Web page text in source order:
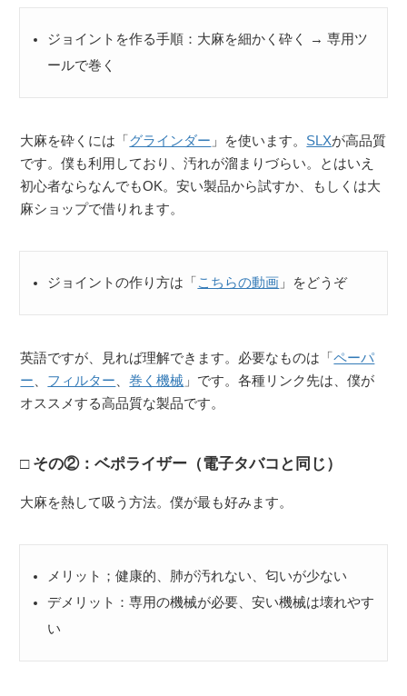
ジョイントを作る手順：大麻を細かく砕く → 専用ツ
ールで巻く
大麻を砕くには「グラインダー 」を使います。 SLXが高品質
です。僕も利用しており、汚れが溜まりづらい。とはいえ
初心者ならなんでもOK。安い製品から試すか、もしくは大
麻ショップで借りれます。
ジョイントの作り方は「 こちらの動画 」をどうぞ
英語ですが、見れば理解できます。必要なものは「ペーパ
ー
フィルター 、巻く機械 」です。各種リンク先は、僕が
オススメする高品質な製品です。
その②：ベポライザー（電子タバコと同じ）
大麻を熱して吸う方法。僕が最も好みます。
メリット；健康的、肺が汚れない、匂いが少ない
デメリット：専用の機械が必要、安い機械は壊れやす
い